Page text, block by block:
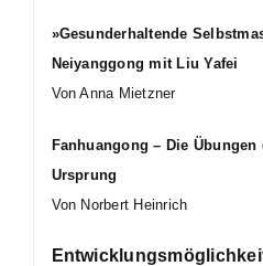
»Gesunderhaltende
Neiyanggong mit Liu Yafei
Von Anna Mietzner
Fanhuangong – Die Übungen
Ursprung
Von Norbert Heinrich